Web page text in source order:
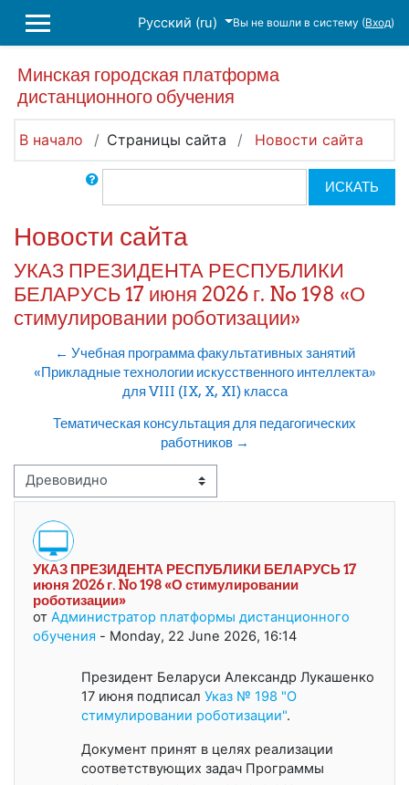
БОКОВАЯ ПАНЕЛЬ
Русский ‎(ru)‎ Вы не вошли в систему (Вход)
Минская городская платформа
дистанционного обучения
В начало Страницы сайта Новости сайта
Поиск по форумам ИСКАТЬ
Новости сайта
УКАЗ ПРЕЗИДЕНТА РЕСПУБЛИКИ
БЕЛАРУСЬ 17 июня 2026 г. No 198 «О
стимулировании роботизации»
← Учебная программа факультативных занятий
«Прикладные технологии искусственного интеллекта»
для VIII (IX, X, XI) класса
Тематическая консультация для педагогических
работников →
Режим отображения
УКАЗ ПРЕЗИДЕНТА РЕСПУБЛИКИ БЕЛАРУСЬ 17
июня 2026 г. No 198 «О стимулировании
роботизации»
от Администратор платформы дистанционного
обучения - Monday, 22 June 2026, 16:14
Количество ответов: 0
Президент Беларуси Александр Лукашенко
17 июня подписал Указ № 198 "О
стимулировании роботизации".
Документ принят в целях реализации
соответствующих задач Программы